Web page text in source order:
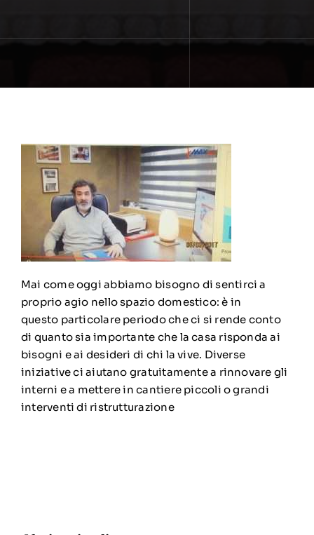
Mai come oggi abbiamo bisogno di sentirci a
proprio agio nello spazio domestico: è in
questo particolare periodo che ci si rende conto
di quanto sia importante che la casa risponda ai
bisogni e ai desideri di chi la vive. Diverse
iniziative ci aiutano gratuitamente a rinnovare gli
interni e a mettere in cantiere piccoli o grandi
interventi di ristrutturazione